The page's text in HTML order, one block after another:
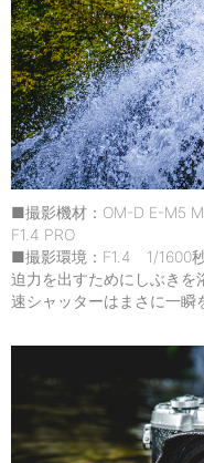
■撮影機材：OM-D E-M5
F1.4 PRO
■撮影環境：F1.4 1/1600
迫力を出すためにしぶきを
速シャッターはまさに一瞬